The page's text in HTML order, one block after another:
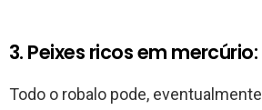
3. Peixes ricos em
Todo o robalo pode,